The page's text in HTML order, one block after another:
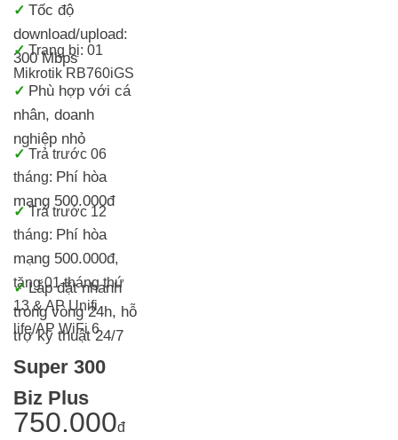
✓ Tốc độ
download/upload:
300 Mbps
✓Trang bị: 01
Mikrotik RB760iGS
✓ Phù hợp với cá
nhân, doanh
nghiệp nhỏ
✓ Trả trước 06
tháng: Phí hòa
mạng 500.000đ
✓ Trả trước 12
tháng: Phí hòa
mạng 500.000đ,
tặng 01 tháng thứ
13 & AP Unifi
life/AP WiFi 6
✓Lắp đặt nhanh
trong vòng 24h, hỗ
trợ kỹ thuật 24/7
Super 300
Biz Plus
750.000đ